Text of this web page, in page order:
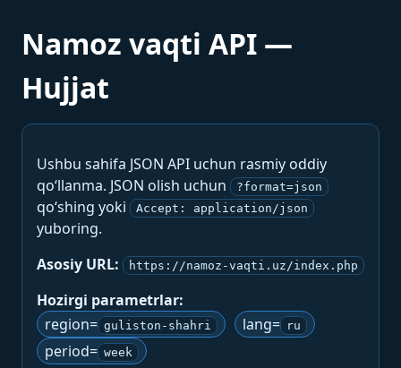
Namoz vaqti API —
Hujjat
Ushbu sahifa JSON API uchun rasmiy oddiy
qo‘llanma. JSON olish uchun
?format=json
qo‘shing yoki Accept: application/json
yuboring.
Asosiy URL:
https://namoz-vaqti.uz/index.php
Hozirgi parametrlar:
region= guliston-shahri lang= ru
period= week